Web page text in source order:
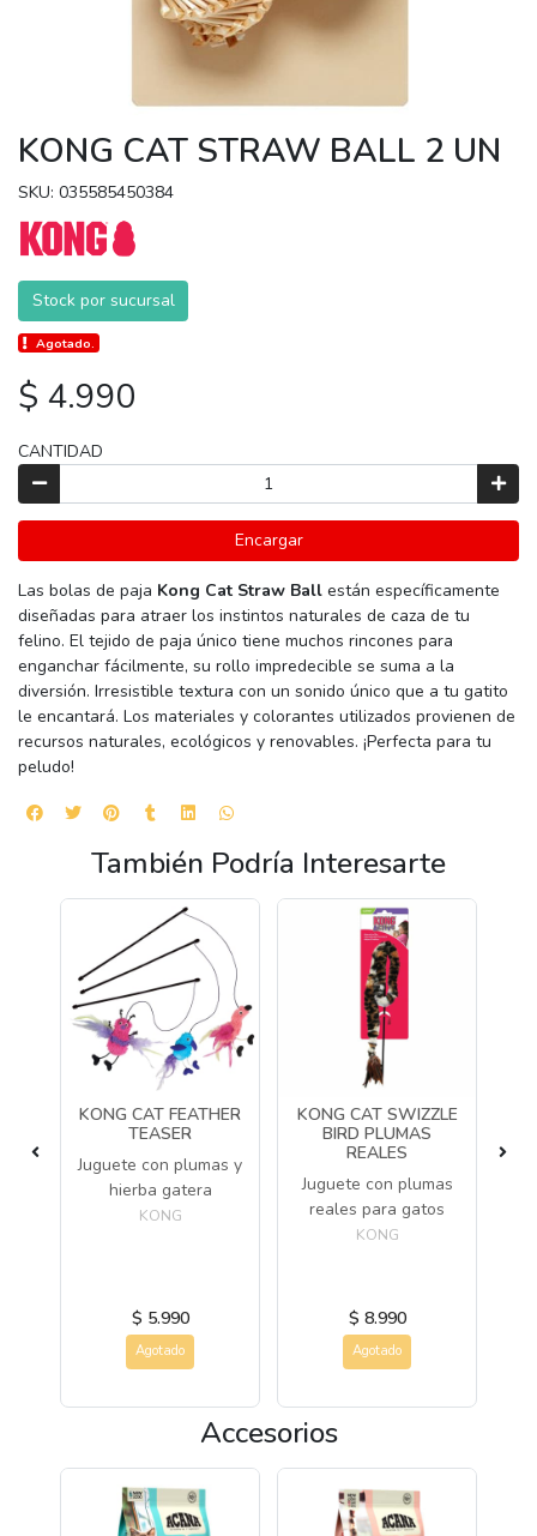
KONG CAT STRAW BALL 2 UN
SKU: 035585450384
Stock por sucursal
Agotado.
$ 4.990
CANTIDAD
Encargar
Las bolas de paja Kong Cat Straw Ball están específicamente
diseñadas para atraer los instintos naturales de caza de tu
felino. El tejido de paja único tiene muchos rincones para
enganchar fácilmente, su rollo impredecible se suma a la
diversión. Irresistible textura con un sonido único que a tu gatito
le encantará. Los materiales y colorantes utilizados provienen de
recursos naturales, ecológicos y renovables. ¡Perfecta para tu
peludo!
También Podría Interesarte
KONG CAT FEATHER
TEASER
Juguete con plumas y
hierba gatera
KONG
$ 5.990
Agotado
KONG CAT SWIZZLE
BIRD PLUMAS
REALES
Juguete con plumas
reales para gatos
KONG
$ 8.990
Agotado
Accesorios